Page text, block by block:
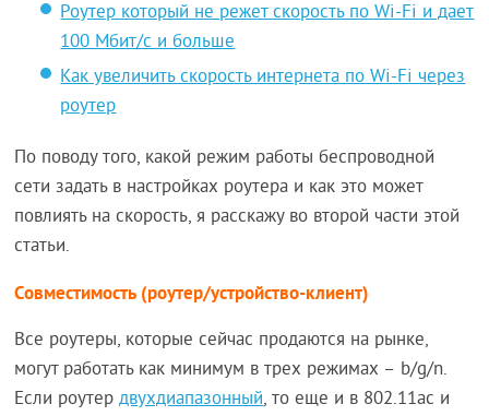
Роутер который не режет скорость по Wi-Fi и дает
100 Мбит/с и больше
Как увеличить скорость интернета по Wi-Fi через
роутер
По поводу того, какой режим работы беспроводной
сети задать в настройках роутера и как это может
повлиять на скорость, я расскажу во второй части этой
статьи.
Совместимость (роутер/устройство-клиент)
Все роутеры, которые сейчас продаются на рынке,
могут работать как минимум в трех режимах – b/g/n.
Если роутердвухдиапазонный, то еще и в 802.11ac и